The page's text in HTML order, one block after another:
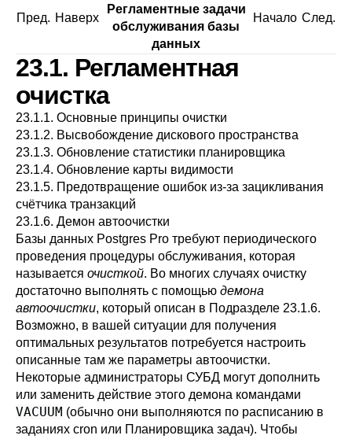
Пред. Наверх
Регламентные задачи
обслуживания базы
данных
Начало След.
23.1. Регламентная
очистка
23.1.1. Основные принципы очистки
23.1.2. Высвобождение дискового пространства
23.1.3. Обновление статистики планировщика
23.1.4. Обновление карты видимости
23.1.5. Предотвращение ошибок из-за зацикливания
счётчика транзакций
23.1.6. Демон автоочистки
Базы данных Postgres Pro требуют периодического
проведения процедуры обслуживания, которая
называется очисткой. Во многих случаях очистку
достаточно выполнять с помощью демона
автоочистки, который описан в Подразделе 23.1.6.
Возможно, в вашей ситуации для получения
оптимальных результатов потребуется настроить
описанные там же параметры автоочистки.
Некоторые администраторы СУБД могут дополнить
или заменить действие этого демона командами
VACUUM (обычно они выполняются по расписанию в
заданиях cron или Планировщика задач). Чтобы